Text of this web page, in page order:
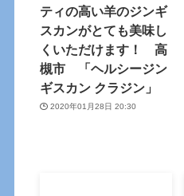
ティの高い羊のジンギ
スカンがとても美味し
くいただけます！ 高
槻市 「ヘルシージン
ギスカン クラジン」
2020年01月28日 20:30